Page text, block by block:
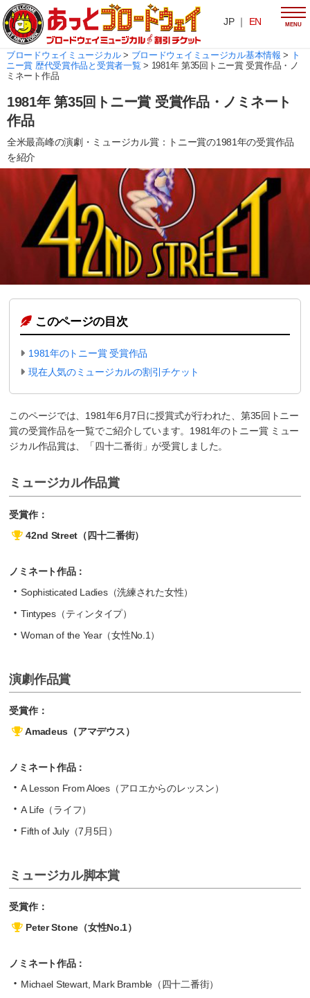
JP ｜ EN MENU
ブロードウェイミュージカル> ブロードウェイミュージカル基本情報 >
ト
ニー賞 歴代受賞作品と受賞者一覧 > 1981年 第35回トニー賞 受賞作品・ノ
ミネート作品
1981年 第35回トニー賞 受賞作品・ノミネート
作品
全米最高峰の演劇・ミュージカル賞：トニー賞の1981年の受賞作品
を紹介
このページの目次
1981年のトニー賞 受賞作品
現在人気のミュージカルの割引チケット
このページでは、1981年6月7日に授賞式が行われた、第35回トニー
賞の受賞作品を一覧でご紹介しています。1981年のトニー賞 ミュー
ジカル作品賞は、「四十二番街」が受賞しました。
ミュージカル作品賞
受賞作：
42nd Street（四十二番街）
ノミネート作品：
Sophisticated Ladies（洗練された女性）
Tintypes（ティンタイプ）
Woman of the Year（女性No.1）
演劇作品賞
受賞作：
Amadeus（アマデウス）
ノミネート作品：
A Lesson From Aloes（アロエからのレッスン）
A Life（ライフ）
Fifth of July（7月5日）
ミュージカル脚本賞
受賞作：
Peter Stone（女性No.1）
ノミネート作品：
Michael Stewart, Mark Bramble（四十二番街）